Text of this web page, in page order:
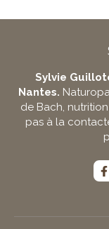
Sylvie
Nantes.
de Bach,
pas à la